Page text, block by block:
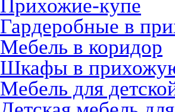
Прихожие-купе
Гардеробные в
Мебель в коридор
Шкафы в
Мебель для